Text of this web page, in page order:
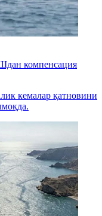
компенсация
кемалар қатновини